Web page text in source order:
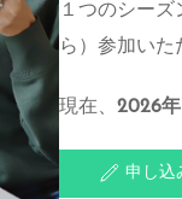
１つのシーズ
ら）参加いた
現在、 2026年
申し